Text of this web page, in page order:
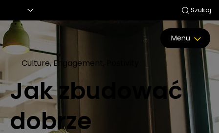
Menu
Szukaj
Culture, Engagement, Postivity
Jak zbudować
dobrze